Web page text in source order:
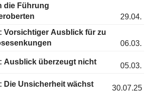
die Führung
29.04.
Vorsichtiger Ausblick für zu
06.03.
Ausblick überzeugt nicht 05.03.
Die Unsicherheit wächst 30.07.25